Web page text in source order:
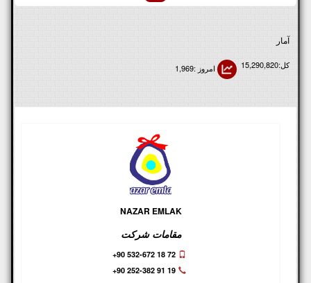
آمار
امروز :1,969 کل:15,290,820
NAZAR EMLAK
مقامات شرکت
+90 532-672 18 72
+90 252-382 91 19